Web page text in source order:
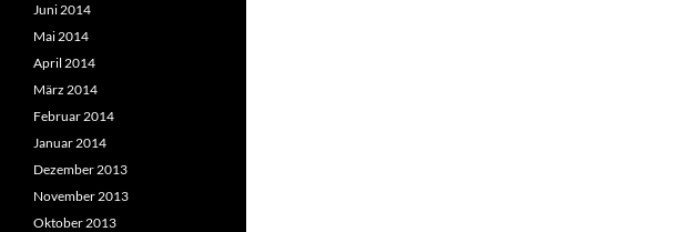
Juni 2014
Mai 2014
April 2014
März 2014
Februar 2014
Januar 2014
Dezember 2013
November 2013
Oktober 2013